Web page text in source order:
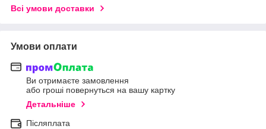
Всі умови доставки
Умови оплати
Ви отримаєте замовлення
або гроші повернуться на вашу картку
Детальніше
Післяплата